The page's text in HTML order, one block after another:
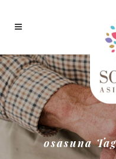
osasuna